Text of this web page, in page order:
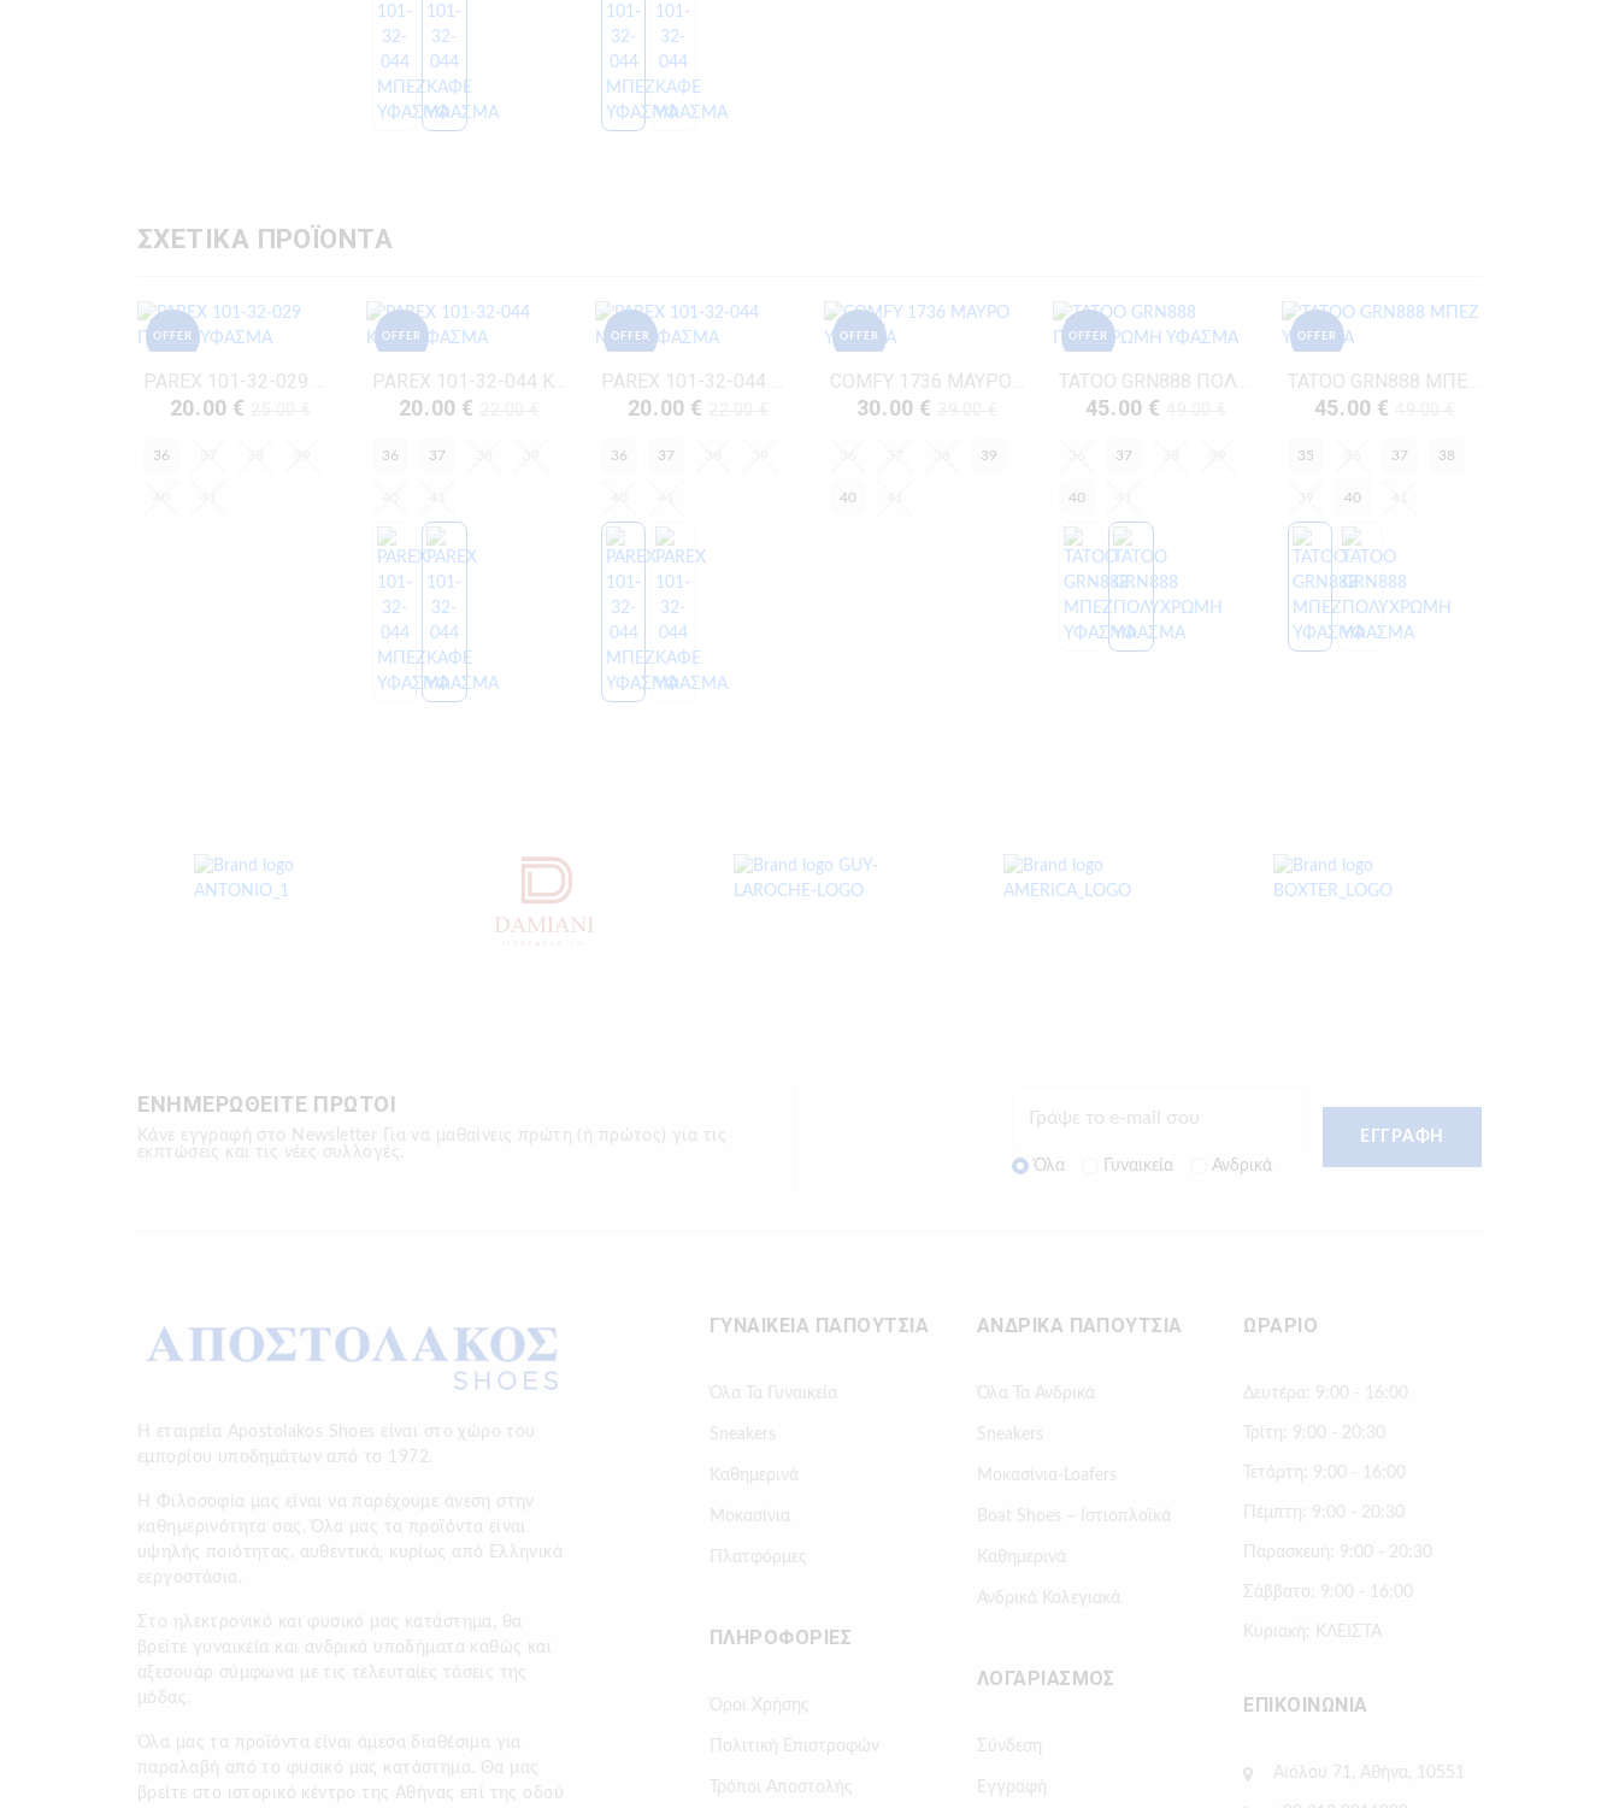
ΣΧΕΤΙΚΑ ΠΡΟΪΟΝΤΑ
OFFER
PAREX 101-32-029 ΠΟΥΡΟ ΥΦΑΣΜΑ
20.00 €
36
OFFER
PAREX 101-32-044 ΚΑΦΕ ΥΦΑΣΜΑ
20.00 €
36 37
OFFER
PAREX 101-32-044 ΜΠΕΖ ΥΦΑΣΜΑ
20.00 €
36 37
OFFER
COMFY 1736 ΜΑΥΡΟ ΥΦΑΣΜΑ
30.00 €
39
40
OFFER
TATOO GRN888 ΠΟΛΥΧΡΩΜΗ ΥΦΑΣΜΑ
45.00 €
37
40
OFFER
TATOO GRN888 ΜΠΕΖ ΥΦΑΣΜΑ
45.00 €
35 37 38
40
ΕΝΗΜΕΡΩΘΕΙΤΕ ΠΡΩΤΟΙ
Κάνε εγγραφή στο Newsletter Για να μαθαίνεις πρώτη (ή πρώτος) για τις
εκπτώσεις και τις νέες συλλογές.
Όλα Γυναικεία Ανδρικά
ΕΓΓΡΑΦΗ
Η εταιρεία Apostolakos Shoes είναι στο χώρο του
εμπορίου υποδημάτων από το 1972.
H Φιλοσοφία μας είναι να παρέχουμε άνεση στην
καθημερινότητα σας. Όλα μας τα προϊόντα είναι
υψηλής ποιότητας, αυθεντικά, κυρίως από Ελληνικά
εεργοστάσια.
Στο ηλεκτρονικό και φυσικό μας κατάστημα, θα
βρείτε γυναικεία και ανδρικά υποδήματα καθώς και
αξεσουάρ σύμφωνα με τις τελευταίες τάσεις της
μόδας.
Όλα μας τα προϊόντα είναι άμεσα διαθέσιμα για
παραλαβή από το φυσικό μας κατάστημα. Θα μας
βρείτε στο ιστορικό κέντρο της Αθήνας επί της οδού
ΓΥΝΑΙΚΕΙΑ ΠΑΠΟΥΤΣΙΑ
Όλα Τα Γυναικεία
Sneakers
Καθημερινά
Μοκασίνια
Πλατφόρμες
ΠΛΗΡΟΦΟΡΙΕΣ
Όροι Χρήσης
Πολιτική Επιστροφών
Τρόποι Αποστολής
ΑΝΔΡΙΚΑ ΠΑΠΟΥΤΣΙΑ
Όλα Τα Ανδρικά
Sneakers
Μοκασίνια-Loafers
Boat Shoes – Ιστιοπλοϊκά
Καθημερινά
Ανδρικά Κολεγιακά
ΛΟΓΑΡΙΑΣΜΟΣ
Σύνδεση
Εγγραφή
ΩΡΑΡΙΟ
Δευτέρα: 9:00 - 16:00
Τρίτη: 9:00 - 20:30
Τετάρτη: 9:00 - 16:00
Πέμπτη: 9:00 - 20:30
Παρασκευή: 9:00 - 20:30
Σάββατο: 9:00 - 16:00
Κυριακή: ΚΛΕΙΣΤΑ
ΕΠΙΚΟΙΝΩΝΙΑ
Αιόλου 71, Αθήνα, 10551